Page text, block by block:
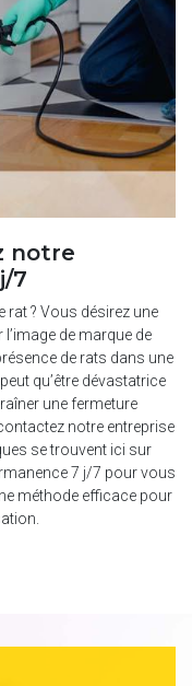
notre
7
? Vous désirez une
de marque de
de rats dans une
qu’être dévastatrice
une fermeture
notre entreprise
se trouvent ici sur
7 j/7 pour vous
méthode efficace pour